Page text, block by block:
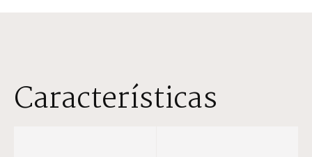
Características